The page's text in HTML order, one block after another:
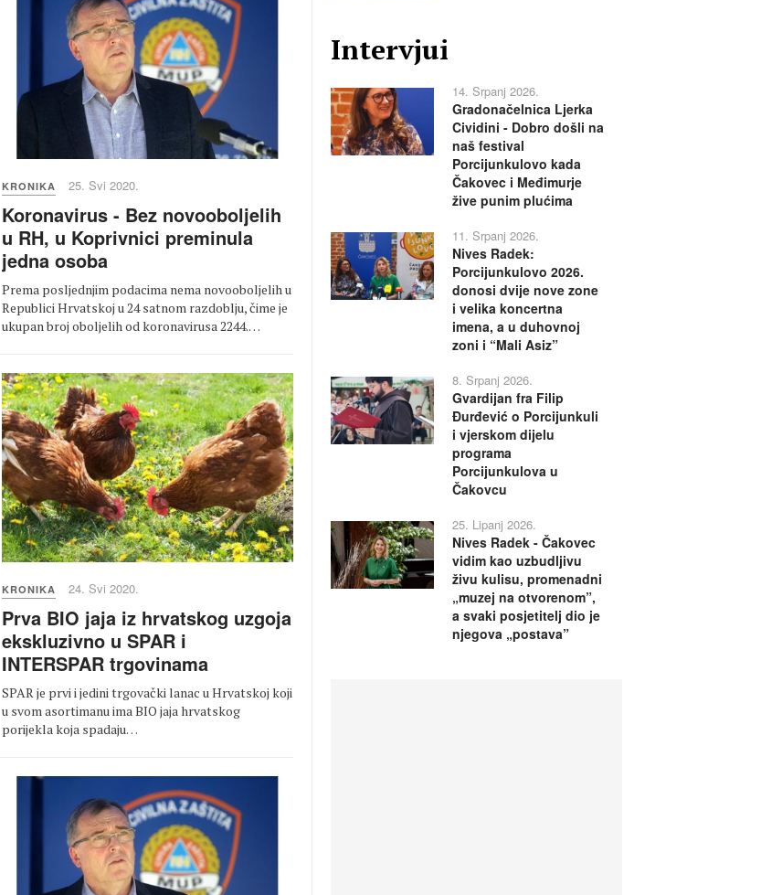
KRONIKA 25. Svi 2020.
Koronavirus - Bez novooboljelih
u RH, u Koprivnici preminula
jedna osoba
Prema posljednjim podacima nema novooboljelih u
Republici Hrvatskoj u 24 satnom razdoblju, čime je
ukupan broj oboljelih od koronavirusa 2244.…
KRONIKA 24. Svi 2020.
Prva BIO jaja iz hrvatskog uzgoja
ekskluzivno u SPAR i
INTERSPAR trgovinama
SPAR je prvi i jedini trgovački lanac u Hrvatskoj koji
u svom asortimanu ima BIO jaja hrvatskog
porijekla koja spadaju…
Intervjui
14. Srpanj 2026.
Gradonačelnica Ljerka
Cividini - Dobro došli na
naš festival
Porcijunkulovo kada
Čakovec i Međimurje
žive punim plućima
11. Srpanj 2026.
Nives Radek:
Porcijunkulovo 2026.
donosi dvije nove zone
i velika koncertna
imena, a u duhovnoj
zoni i “Mali Asiz”
8. Srpanj 2026.
Gvardijan fra Filip
Đurđević o Porcijunkuli
i vjerskom dijelu
programa
Porcijunkulova u
Čakovcu
25. Lipanj 2026.
Nives Radek - Čakovec
vidim kao uzbudljivu
živu kulisu, promenadni
„muzej na otvorenom”,
a svaki posjetitelj dio je
njegova „postava”